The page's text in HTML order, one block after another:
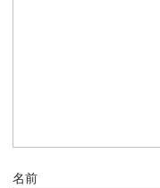
名前